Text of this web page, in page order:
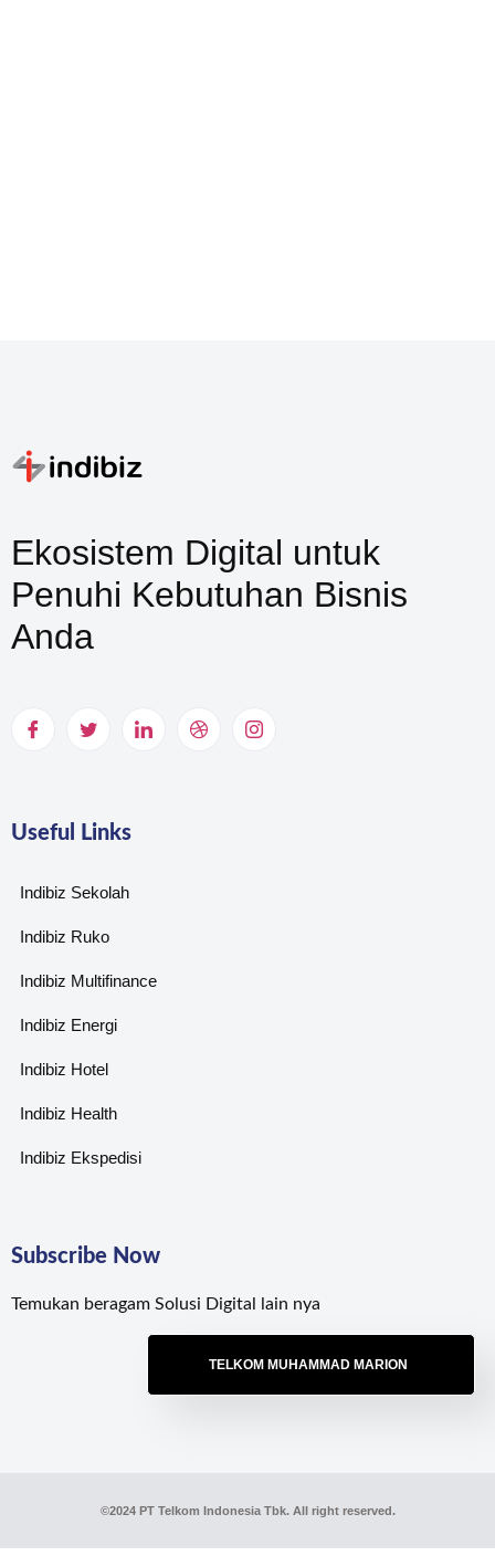
Ekosistem Digital untuk
Penuhi Kebutuhan Bisnis
Anda
Useful Links
Indibiz Sekolah
Indibiz Ruko
Indibiz Multifinance
Indibiz Energi
Indibiz Hotel
Indibiz Health
Indibiz Ekspedisi
Subscribe Now
Temukan beragam Solusi Digital lain nya
TELKOM MUHAMMAD MARION
©2024 PT Telkom Indonesia Tbk. All right reserved.